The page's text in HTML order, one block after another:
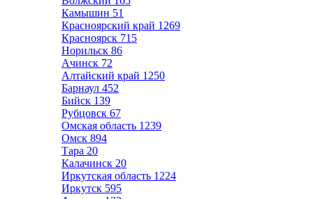
Камышин 51
Красноярский край 1269
Красноярск 715
Норильск 86
Ачинск 72
Алтайский край 1250
Барнаул 452
Бийск 139
Рубцовск 67
Омская область 1239
Омск 894
Тара 20
Калачинск 20
Иркутская область 1224
Иркутск 595